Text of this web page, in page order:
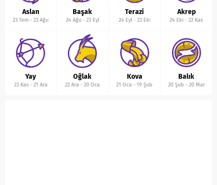
Aslan
23 Tem -23 Ağu
Başak
24 Ağu- 23 Eyl
Terazi
24 Eyl- 23 Eki
Akrep
24 Eki -22 Kas
Yay
23 Kas- 21 Ara
Oğlak
22 Ara -20 Oca
Kova
21 Oca -19 Şub
Balık
20 Şub - 20 Mar